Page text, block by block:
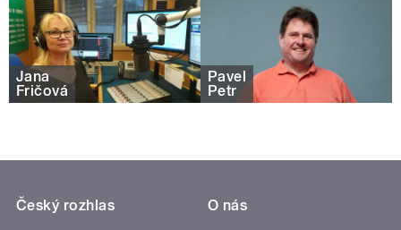
Jana
Fričová
Pavel
Petr
Český rozhlas
O nás